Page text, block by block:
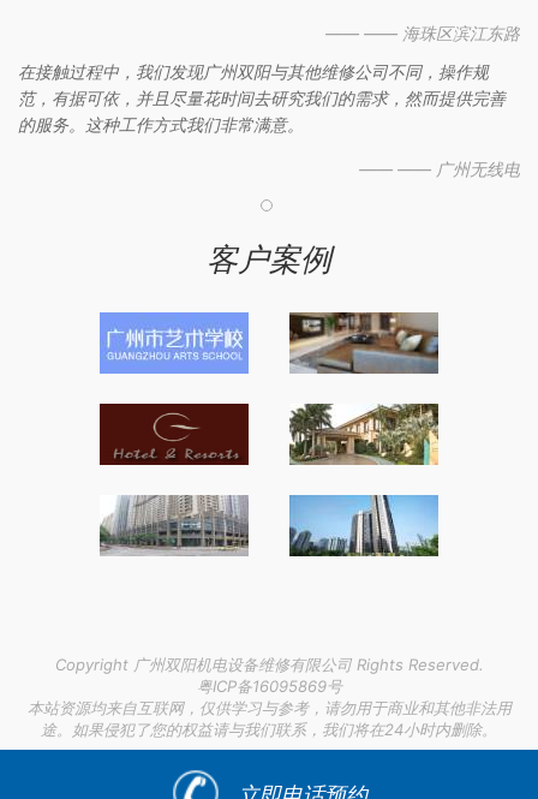
—— —— 海珠区滨江东路
在接触过程中，我们发现广州双阳与其他维修公司不同，操作规
范，有据可依，并且尽量花时间去研究我们的需求，然而提供完善
的服务。这种工作方式我们非常满意。
—— —— 广州无线电
客户案例
Copyright 广州双阳机电设备维修有限公司 Rights Reserved.
粤ICP备16095869号
本站资源均来自互联网，仅供学习与参考，请勿用于商业和其他非法用
途。如果侵犯了您的权益请与我们联系，我们将在24小时内删除。